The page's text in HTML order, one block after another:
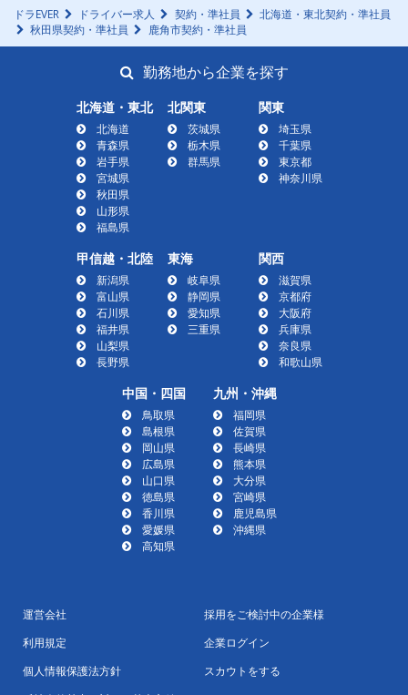
ドラEVER ドライバー求人 契約・準社員
北海道・東北契約・準社員
秋田県契約・準社員
鹿角市契約・準社員
勤務地から企業を探す
北海道・東北
北海道
青森県
岩手県
宮城県
秋田県
山形県
福島県
北関東
茨城県
栃木県
群馬県
関東
埼玉県
千葉県
東京都
神奈川県
甲信越・北陸
新潟県
富山県
石川県
福井県
山梨県
長野県
東海
岐阜県
静岡県
愛知県
三重県
関西
滋賀県
京都府
大阪府
兵庫県
奈良県
和歌山県
中国・四国
鳥取県
島根県
岡山県
広島県
山口県
徳島県
香川県
愛媛県
高知県
九州・沖縄
福岡県
佐賀県
長崎県
熊本県
大分県
宮崎県
鹿児島県
沖縄県
運営会社
利用規定
個人情報保護法方針
採用をご検討中の企業様
企業ログイン
スカウトをする